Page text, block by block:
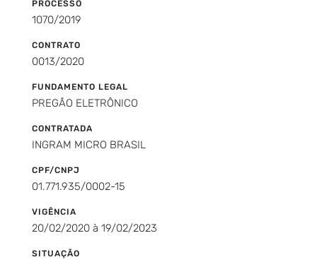
PROCESSO
1070/2019
CONTRATO
0013/2020
FUNDAMENTO LEGAL
PREGÃO ELETRÔNICO
CONTRATADA
INGRAM MICRO BRASIL
CPF/CNPJ
01.771.935/0002-15
VIGÊNCIA
20/02/2020 à 19/02/2023
SITUAÇÃO